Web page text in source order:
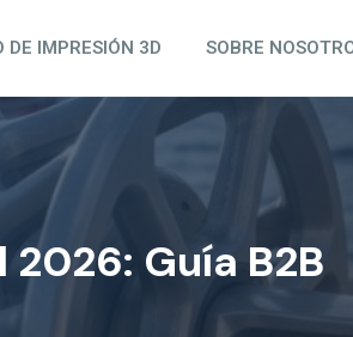
DE IMPRESIÓN 3D SOBRE
Guía B2B